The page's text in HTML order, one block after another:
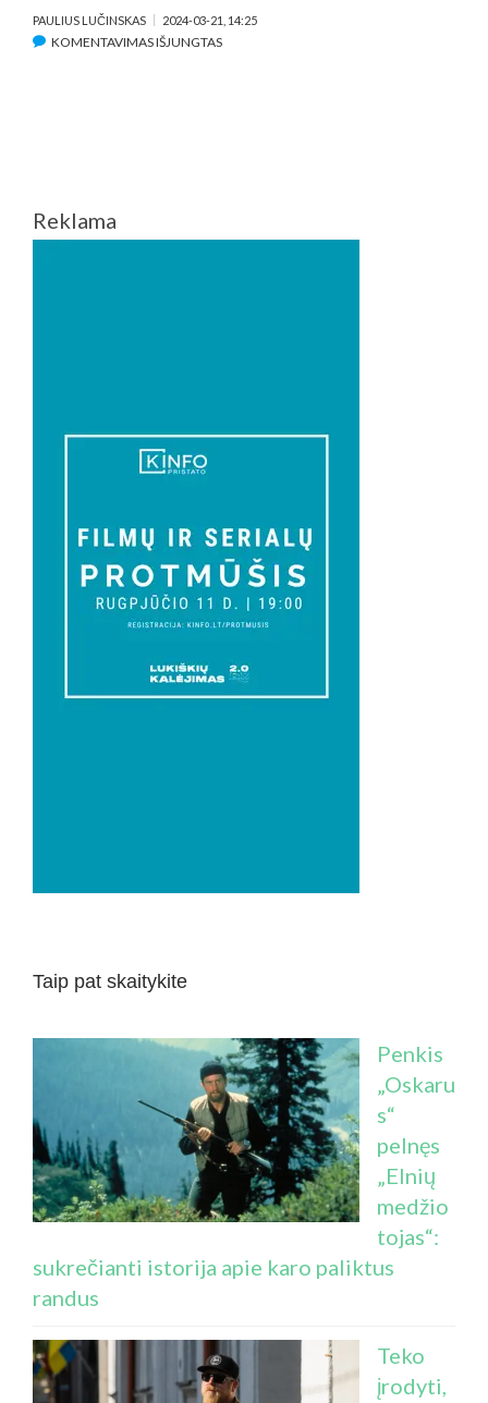
PAULIUS LUČINSKAS 2024-03-21, 14:25
KOMENTAVIMAS IŠJUNGTASĮRAŠE
Reklama
Taip pat skaitykite
Penkis
„Oskaru
s“
pelnęs
„Elnių
medžio
tojas“:
sukrečianti istorija apie karo paliktus
randus
Teko
įrodyti,